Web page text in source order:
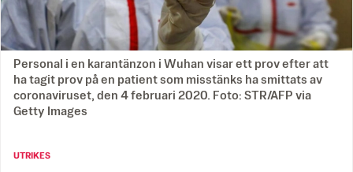
Personal i en karantänzon i Wuhan visar ett prov efter att
ha tagit prov på en patient som misstänks ha smittats av
coronaviruset, den 4 februari 2020. Foto: STR/AFP via
Getty Images
UTRIKES